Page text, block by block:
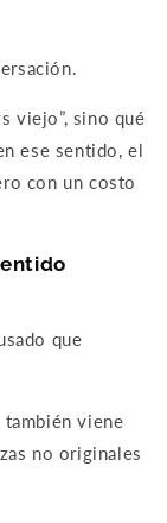
viejo”, sino qué
ese sentido, el
con un costo
que
también viene
no originales